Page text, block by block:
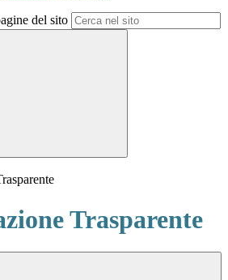
del sito
Trasparente